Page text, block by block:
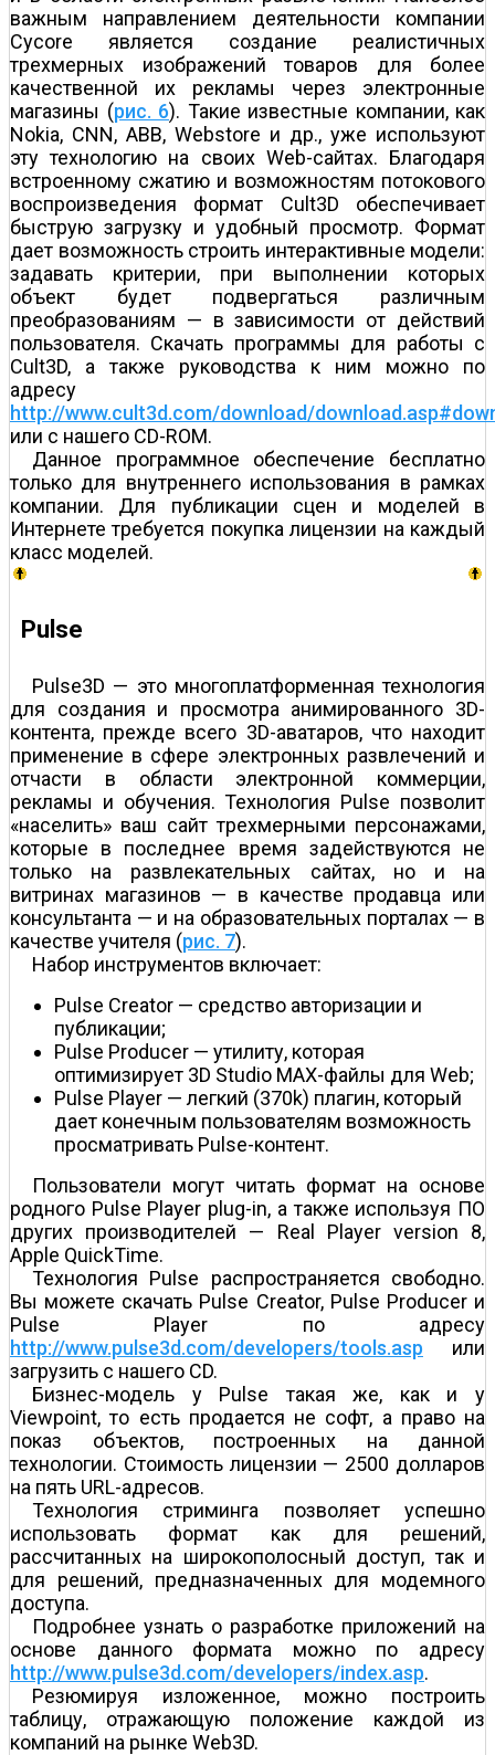
важным направлением деятельности компании
Cycore является создание реалистичных
трехмерных изображений товаров для более
качественной их рекламы через электронные
магазины (рис. 6). Такие известные компании, как
Nokia, CNN, ABB, Webstore и др., уже используют
эту технологию на своих Web-сайтах. Благодаря
встроенному сжатию и возможностям потокового
воспроизведения формат Cult3D обеспечивает
быструю загрузку и удобный просмотр. Формат
дает возможность строить интерактивные модели:
задавать критерии, при выполнении которых
объект будет подвергаться различным
преобразованиям — в зависимости от действий
пользователя. Скачать программы для работы с
Cult3D, а также руководства к ним можно по
адресу
http://www.cult3d.com/download/
или с нашего CD-ROM.
Данное программное обеспечение бесплатно
только для внутреннего использования в рамках
компании. Для публикации сцен и моделей в
Интернете требуется покупка лицензии на каждый
класс моделей.
Pulse
Pulse3D — это многоплатформенная технология
для создания и просмотра анимированного 3D-
контента, прежде всего 3D-аватаров, что находит
применение в сфере электронных развлечений и
отчасти в области электронной коммерции,
рекламы и обучения. Технология Pulse позволит
«населить» ваш сайт трехмерными персонажами,
которые в последнее время задействуются не
только на развлекательных сайтах, но и на
витринах магазинов — в качестве продавца или
консультанта — и на образовательных порталах — в
качестве учителя (рис. 7).
Набор инструментов включает:
Pulse Creator — средство авторизации и
публикации;
Pulse Producer — утилиту, которая
оптимизирует 3D Studio MAX-файлы для Web;
Pulse Player — легкий (370k) плагин, который
дает конечным пользователям возможность
просматривать Pulse-контент.
Пользователи могут читать формат на основе
родного Pulse Player plug-in, а также используя ПО
других производителей — Real Player version 8,
Apple QuickTime.
Технология Pulse распространяется свободно.
Вы можете скачать Pulse Creator, Pulse Producer и
Pulse Player по адресу
http://www.pulse3d.com/developers/tools.asp или
загрузить с нашего CD.
Бизнес-модель у Pulse такая же, как и у
Viewpoint, то есть продается не софт, а право на
показ объектов, построенных на данной
технологии. Стоимость лицензии — 2500 долларов
на пять URL-адресов.
Технология стриминга позволяет успешно
использовать формат как для решений,
рассчитанных на широкополосный доступ, так и
для решений, предназначенных для модемного
доступа.
Подробнее узнать о разработке приложений на
основе данного формата можно по адресу
http://www.pulse3d.com/developers/index.asp.
Резюмируя изложенное, можно построить
таблицу, отражающую положение каждой из
компаний на рынке Web3D.